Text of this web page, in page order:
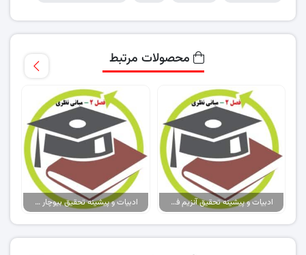
محصولات مرتبط
ادبیات و پیشینه تحقیق آنزیم فیتاز ادبیات و پیشینه تحقیق بیوچار و آلایندگی مس و نیکل